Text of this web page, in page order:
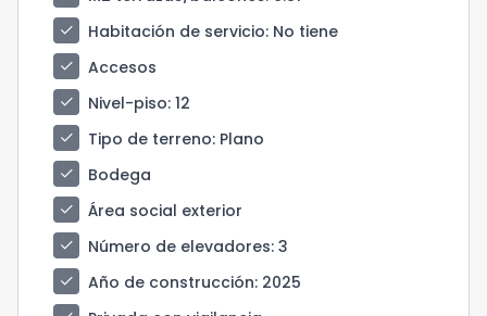
check
Habitación de servicio: No tiene
check
Accesos
check
Nivel-piso: 12
check
Tipo de terreno: Plano
check
Bodega
check
Área social exterior
check
Número de elevadores: 3
check
Año de construcción: 2025